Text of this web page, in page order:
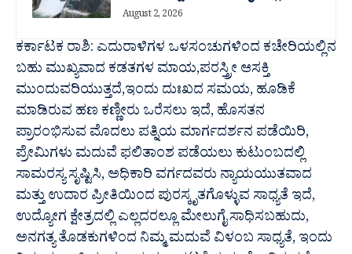
August 2, 2026
ಕರ್ಕಾಟಕ ರಾಶಿ: ಎದುರಾಳಿಗಳ ಒಳಸಂಚುಗಳಿಂದ ಕಚೇರಿಯಲ್ಲಿನ
ಬಹು ಮುಖ್ಯವಾದ ಕಡತಗಳ ಮಾಯ,ಪರಸ್ತ್ರೀ ಆಸಕ್ತಿ
ಮುಂದುವರಿಯುತ್ತದೆ,ಇಂದು ದುಃಖದ ಸಮಯ, ಹೂಡಿಕೆ
ಮಾಡಿರುವ ಹಣ ಕಣ್ಣೀರು ಒರೆಸಲು ಇದೆ, ಹೊಸತನ
ಪ್ರಾರಂಭಿಸುವ ಮೊದಲು ಪತ್ನಿಯ ಮಾರ್ಗದರ್ಶನ ಪಡೆಯಿರಿ,
ಪ್ರೇಮಿಗಳು ಮದುವೆ ಫಲಿತಾಂಶ ಪಡೆಯಲು ಕುಟುಂಬದಲ್ಲಿ
ಸಾಮರಸ್ಯ ಸೃಷ್ಟಿಸಿ, ಅಧಿಕಾರಿ ವರ್ಗದವರು ನ್ಯಾಯಯುತವಾದ
ಮತ್ತು ಉದಾರ ಪ್ರೀತಿಯಿಂದ ಪುರಸ್ಕೃತಗೊಳ್ಳುವ ಸಾಧ್ಯತೆ ಇದೆ,
ಉದ್ಯೋಗ ಕ್ಷೇತ್ರದಲ್ಲಿ ಎಲ್ಲದರಲ್ಲೂ ಮೇಲುಗೈ ಸಾಧಿಸಬಹುದು,
ಅನಗತ್ಯ ತೊಡಕುಗಳಿಂದ ನಿಮ್ಮ ಮದುವೆ ವಿಳಂಬ ಸಾಧ್ಯತೆ, ಇಂದು